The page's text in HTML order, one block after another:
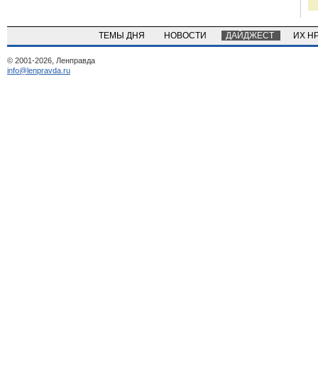
ТЕМЫ ДНЯ НОВОСТИ ДАЙДЖЕСТ ИХ
© 2001-2026, Ленправда
info@lenpravda.ru